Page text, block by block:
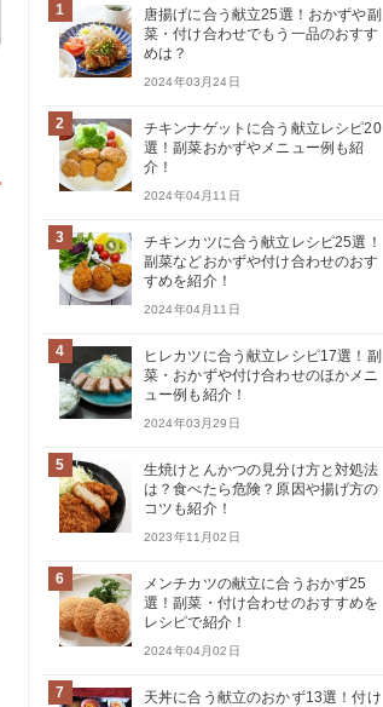
1
唐揚げに合う献立25選！おかずや副
菜・付け合わせでもう一品のおすす
めは？
2024年03月24日
2
チキンナゲットに合う献立レシピ20
選！副菜おかずやメニュー例も紹
介！
2024年04月11日
3
チキンカツに合う献立レシピ25選！
副菜などおかずや付け合わせのおす
すめを紹介！
2024年04月11日
4
ヒレカツに合う献立レシピ17選！副
菜・おかずや付け合わせのほかメニ
ュー例も紹介！
2024年03月29日
5
生焼けとんかつの見分け方と対処法
は？食べたら危険？原因や揚げ方の
コツも紹介！
2023年11月02日
6
メンチカツの献立に合うおかず25
選！副菜・付け合わせのおすすめを
レシピで紹介！
2024年04月02日
7
天丼に合う献立のおかず13選！付け